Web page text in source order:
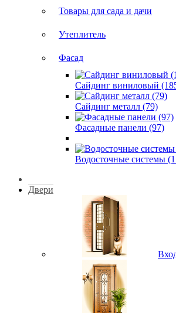
Товары для сада и дачи
Утеплитель
Фасад
Сайдинг виниловый
Сайдинг металл (79)
Фасадные панели (97)
Водосточные системы
Двери